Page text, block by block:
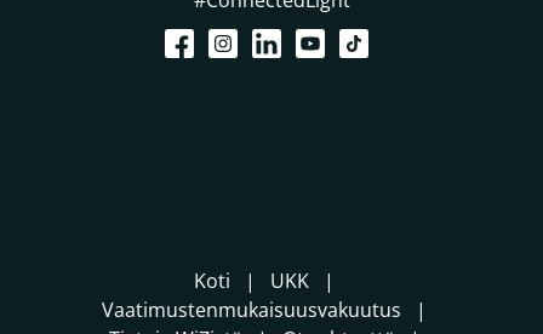
Koti
UKK
Vaatimustenmukaisuusvakuutus